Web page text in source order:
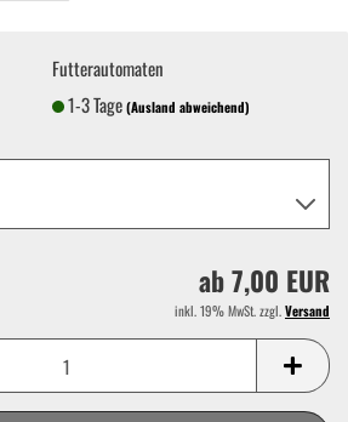
Futterautomaten
1-3 Tage(Ausland abweichend)
ab 7,00 EUR
inkl. 19% MwSt. zzgl.Versand